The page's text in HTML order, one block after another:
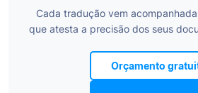
Cada tradução vem
que atesta a precisão dos seus
Orçamento